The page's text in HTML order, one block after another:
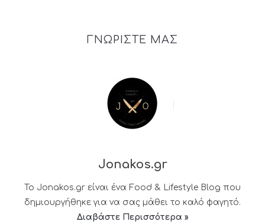
ΓΝΩΡΙΣΤΕ ΜΑΣ
Jonakos.gr
Το Jonakos.gr είναι ένα Food & Lifestyle Blog που
δημιουργήθηκε για να σας μάθει το καλό φαγητό.
Διαβάστε Περισσότερα »